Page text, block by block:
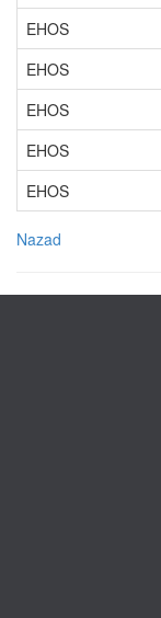
EHOS
EHOS
EHOS
EHOS
EHOS
Nazad